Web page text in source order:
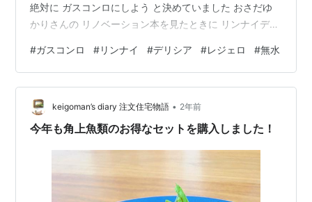
絶対に ガスコンロにしよう と決めていました おさだゆ
かりさんの リノベーション本を見たときに リンナイデリ
兼ねて電池式のデリシアです 気に入ってるので一日の最
後に拭いて 五徳も汚れればすぐに、 さほど汚れが目立た
なくても 週1回は洗うようにしています 今はオール電化
のお宅も多いので どちらがいいかは 好みになると思いま
すが 私はガスが好きなので ガスを選んでよかった(*´▽
#ガスコンロ #リンナイ #デリシア #レジェロ #無水
keigoman’s diary 注文住宅物語 • 2年前
今年も角上魚類のお得なセットを購入しました！